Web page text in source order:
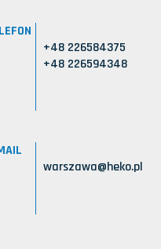
+48 226584375
+48 226594348
warszawa@heko.pl